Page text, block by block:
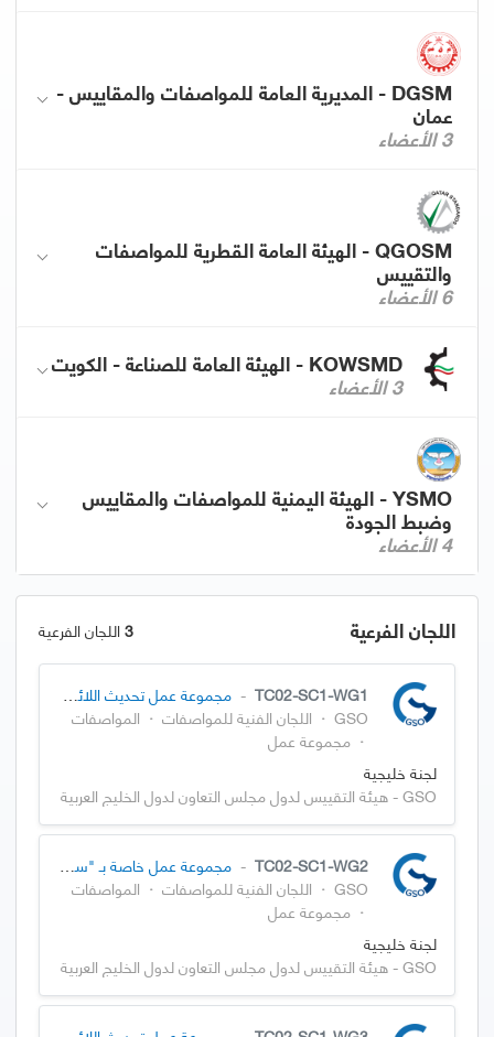
DGSM - المديرية العامة للمواصفات والمقاييس -
عمان
3 الأعضاء
QGOSM - الهيئة العامة القطرية للمواصفات
والتقييس
6 الأعضاء
KOWSMD - الهيئة العامة للصناعة - الكويت
3 الأعضاء
YSMO - الهيئة اليمنية للمواصفات والمقاييس
وضبط الجودة
4 الأعضاء
اللجان الفرعية 3اللجان الفرعية
TC02-SC1-WG1
- مجموعة عمل تحديث اللائحة الفنية الخليجية 42/2015
GSO
· اللجان الفنية للمواصفات · المواصفات
· مجموعة عمل
لجنة خليجية
GSO - هيئة التقييس لدول مجلس التعاون لدول الخليج العربية
TC02-SC1-WG2
- مجموعة عمل خاصة بـ "سيارات الإسعاف"
GSO
· اللجان الفنية للمواصفات · المواصفات
· مجموعة عمل
لجنة خليجية
GSO - هيئة التقييس لدول مجلس التعاون لدول الخليج العربية